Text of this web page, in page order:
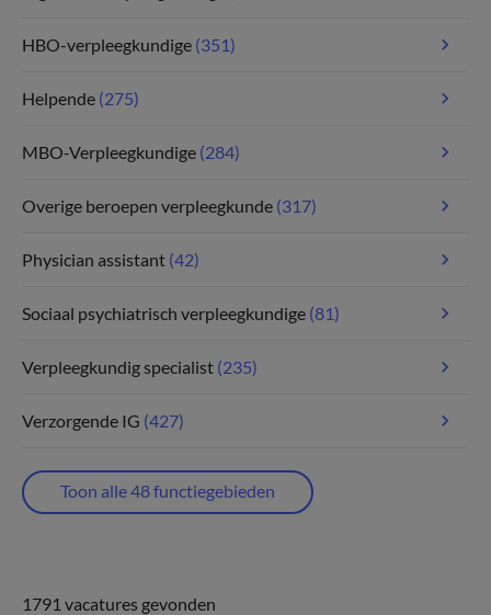
HBO-verpleegkundige (351)
Helpende (275)
MBO-Verpleegkundige (284)
Overige beroepen verpleegkunde (317)
Physician assistant (42)
Sociaal psychiatrisch verpleegkundige (81)
Verpleegkundig specialist (235)
Verzorgende IG (427)
Toon alle 48 functiegebieden
1791 vacatures gevonden